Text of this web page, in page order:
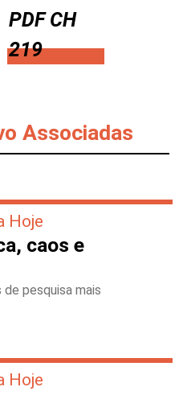
PDF CH
219
Associadas
Hoje
caos e
pesquisa mais
Hoje